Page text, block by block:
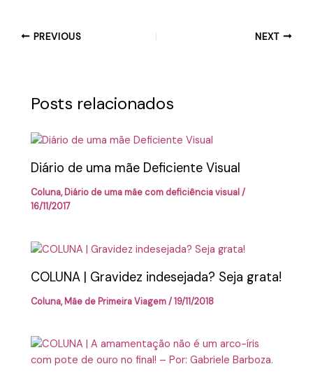
PREVIOUS NEXT
Posts relacionados
Diário de uma mãe Deficiente Visual
Coluna,Diário de uma mãe com deficiência visual/
16/11/2017
COLUNA | Gravidez indesejada? Seja grata!
Coluna,Mãe de Primeira Viagem/19/11/2018